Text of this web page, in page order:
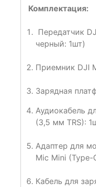
Комплектация:
Передатчик
черный: 1шт)
Приемник DJI
Зарядная
Аудиокабель
(3,5 мм TRS):
Адаптер для
Mic Mini (Type-
Кабель для